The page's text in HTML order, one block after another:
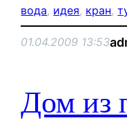
вода, идея, кран,
01.04.2009 13:53
Дом из